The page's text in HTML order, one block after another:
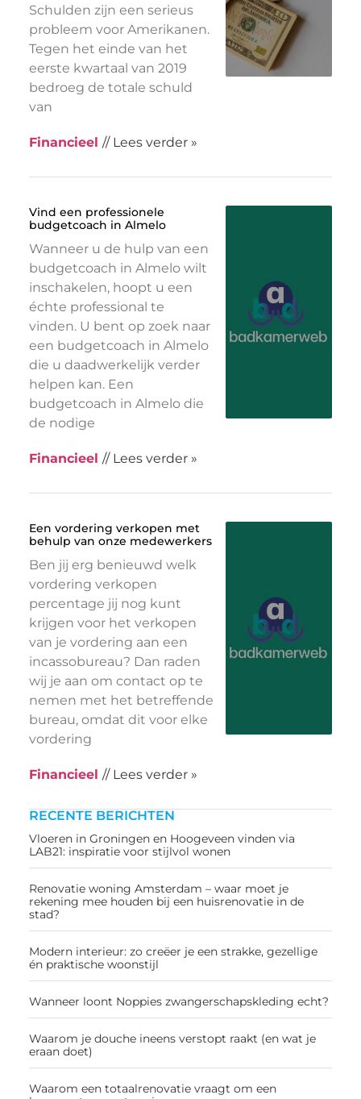
RECENTE BERICHTEN
Vloeren in Groningen en Hoogeveen vinden via
LAB21: inspiratie voor stijlvol wonen
Renovatie woning Amsterdam – waar moet je
rekening mee houden bij een huisrenovatie in de
stad?
Modern interieur: zo creëer je een strakke, gezellige
én praktische woonstijl
Wanneer loont Noppies zwangerschapskleding echt?
Waarom je douche ineens verstopt raakt (en wat je
eraan doet)
Waarom een totaalrenovatie vraagt om een
Schulden zijn een serieus
probleem voor Amerikanen.
Tegen het einde van het
eerste kwartaal van 2019
bedroeg de totale schuld
van
Financieel // Lees verder »
Vind een professionele
budgetcoach in Almelo
Wanneer u de hulp van een
budgetcoach in Almelo wilt
inschakelen, hoopt u een
échte professional te
vinden. U bent op zoek naar
een budgetcoach in Almelo
die u daadwerkelijk verder
helpen kan. Een
budgetcoach in Almelo die
de nodige
Financieel // Lees verder »
Een vordering verkopen met
behulp van onze medewerkers
Ben jij erg benieuwd welk
vordering verkopen
percentage jij nog kunt
krijgen voor het verkopen
van je vordering aan een
incassobureau? Dan raden
wij je aan om contact op te
nemen met het betreffende
bureau, omdat dit voor elke
vordering
Financieel // Lees verder »